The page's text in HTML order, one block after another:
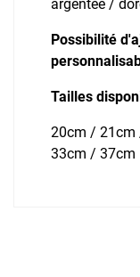
argentée /
Possibilité
Tailles
20cm /
33cm / 37cm